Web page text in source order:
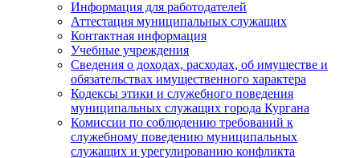
Информация для работодателей
Аттестация муниципальных служащих
Контактная информация
Учебные учреждения
Сведения о доходах, расходах, об имуществе и
обязательствах имущественного характера
Кодексы этики и служебного поведения
муниципальных служащих города Кургана
Комиссии по соблюдению требований к
служебному поведению муниципальных
служащих и урегулированию конфликта